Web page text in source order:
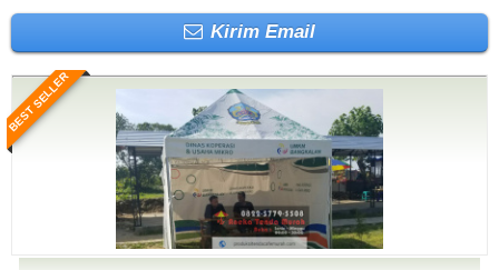
Kirim Email
BEST SELLER